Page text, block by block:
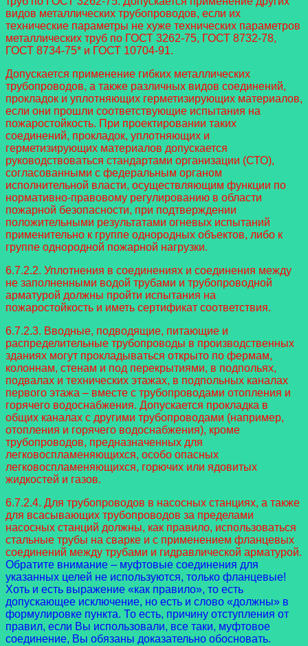
видов металлических трубопроводов, если их
технические параметры не хуже технических параметров
металлических труб по ГОСТ 3262-75, ГОСТ 8732-78,
ГОСТ 8734-75* и ГОСТ 10704-91.
Допускается применение гибких металлических
трубопроводов, а также различных видов соединений,
прокладок и уплотняющих герметизирующих материалов,
если они прошли соответствующие испытания на
пожаростойкость. При проектировании таких
соединений, прокладок, уплотняющих и
герметизирующих материалов допускается
руководствоваться стандартами организации (СТО),
согласованными с федеральным органом
исполнительной власти, осуществляющим функции по
нормативно-правовому регулированию в области
пожарной безопасности, при подтверждении
положительными результатами огневых испытаний
применительно к группе однородных объектов, либо к
группе однородной пожарной нагрузки.
6.7.2.2. Уплотнения в соединениях и соединения между
не заполненными водой трубами и трубопроводной
арматурой должны пройти испытания на
пожаростойкость и иметь сертификат соответствия.
6.7.2.3. Вводные, подводящие, питающие и
распределительные трубопроводы в производственных
зданиях могут прокладываться открыто по фермам,
колоннам, стенам и под перекрытиями, в подпольях,
подвалах и технических этажах, в подпольных каналах
первого этажа – вместе с трубопроводами отопления и
горячего водоснабжения. Допускается прокладка в
общих каналах с другими трубопроводами (например,
отопления и горячего водоснабжения), кроме
трубопроводов, предназначенных для
легковоспламеняющихся, особо опасных
легковоспламеняющихся, горючих или ядовитых
жидкостей и газов.
6.7.2.4. Для трубопроводов в насосных станциях, а также
для всасывающих трубопроводов за пределами
насосных станций должны, как правило, использоваться
стальные трубы на сварке и с применением фланцевых
соединений между трубами и гидравлической арматурой.
Обратите внимание – муфтовые соединения для
указанных целей не используются, только фланцевые!
Хоть и есть выражение «как правило», то есть
допускающее исключение, но есть и слово «должны» в
формулировке пункта. То есть, причину отступления от
правил, если Вы использовали, все таки, муфтовое
соединение, Вы обязаны доказательно обосновать.